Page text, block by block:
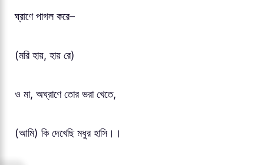
ঘ্রাণে পাগল করে–
(মরি হায়, হায় রে)
ও মা, অঘ্রাণে তোর ভরা খেতে,
(আমি) কি দেখেছি মধুর হাসি।।